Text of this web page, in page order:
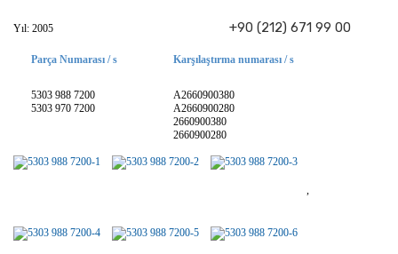
Yıl: 2005 +90 (212) 671 99 00
Parça Numarası / s
5303 988 7200
5303 970 7200
Karşılaştırma numarası / s
A2660900380
A2660900280
2660900380
2660900280